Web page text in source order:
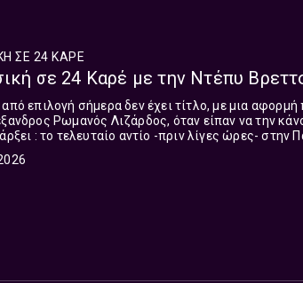
ΣΕ 24 ΚΑΡΕ
σε 24 Καρέ με την Ντέπυ
επιλογή σήμερα δεν έχει τίτλο, με μια
Ρωμανός Λιζάρδος, όταν είπαν να την
: το τελευταίο αντίο -πριν λίγες ώρες- στην